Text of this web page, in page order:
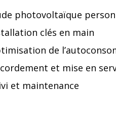
photovoltaïque
clés en main
de
et mise en
et maintenance